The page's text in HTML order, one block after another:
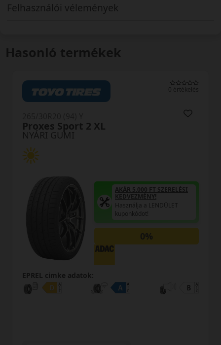
Felhasználói vélemények
Hasonló termékek
0 értékelés
NYÁRI GUMI
Proxes Sport 2 XL
AKÁR 5.000 FT SZERELÉSI
KEDVEZMÉNY!
Használja a LENDÜLET
kuponkódot!
0%
EPREL cimke adatok: